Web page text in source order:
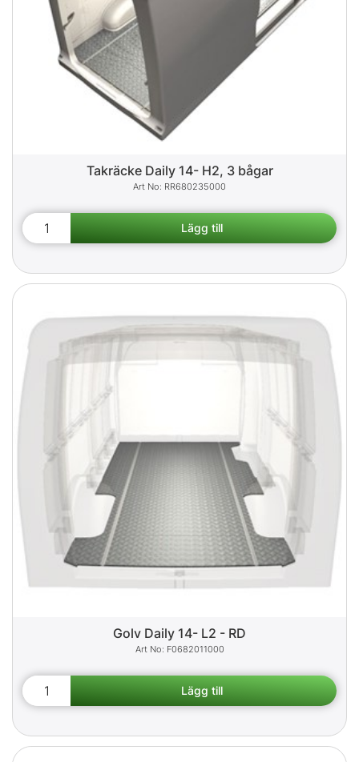
Takräcke Daily 14- H2, 3 bågar
RR680235000
Golv Daily 14- L2 - RD
F0682011000